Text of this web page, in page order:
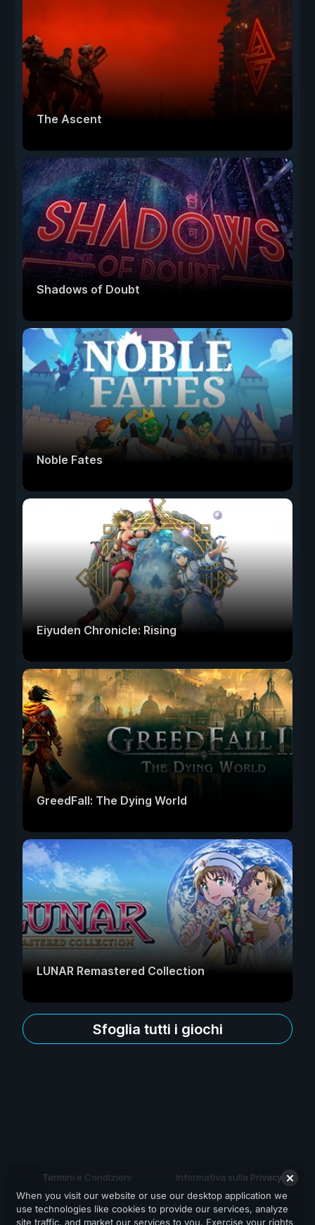
The Ascent
Shadows of Doubt
Noble Fates
Eiyuden Chronicle: Rising
GreedFall: The Dying World
LUNAR Remastered Collection
Sfoglia tutti i giochi
Termini e Condizioni Informativa sulla Privacy
Assistenza
When you visit our website or use our desktop application we
use technologies like cookies to provide our services, analyze
site traffic, and market our services to you. Exercise your rights